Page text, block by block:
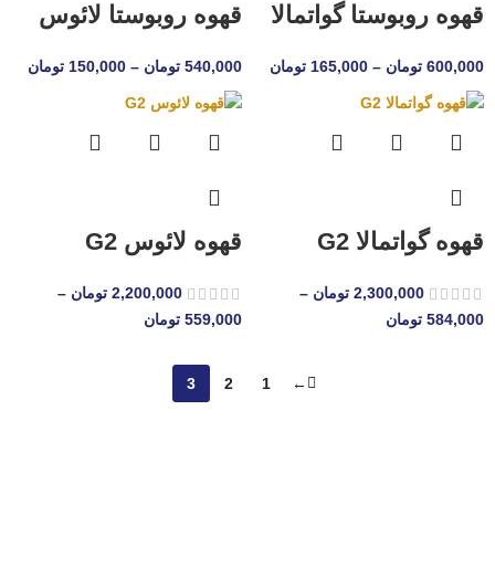
قهوه روبوستا گواتمالا
600,000 تومان –
165,000 تومان
قهوه روبوستا لائوس
540,000 تومان –
150,000 تومان
قهوه گواتمالا G2
2,300,000 تومان –
584,000 تومان
قهوه لائوس G2
2,200,000 تومان –
559,000 تومان
←
1
2
3